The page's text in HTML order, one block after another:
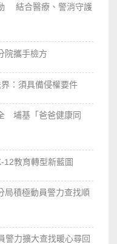
結合醫療、警消守護
院攜手檢方
：須具備侵權要件
埔基「爸爸健康同
教育轉型新藍圖
積極動員警力查找順
力擴大查找暖心尋回